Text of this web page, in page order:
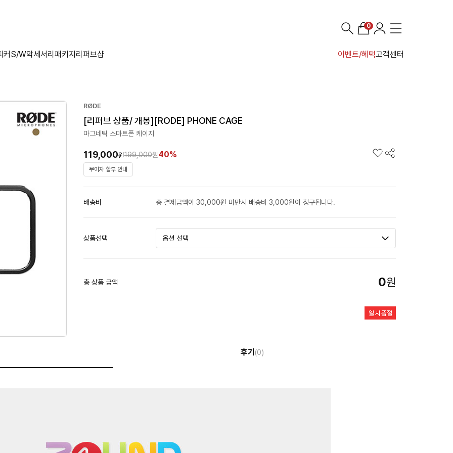
커S/W악세서리 패키지리퍼브샵 이벤트/혜택고객센터
0
RØDE
[리퍼브 상품/ 개봉][RODE] PHONE CAGE
마그네틱 스마트폰 케이지
119,000원199,000원40%
무이자 할부 안내
배송비 총 결제금액이 30,000원 미만시 배송비 3,000원이 청구됩니다.
상품선택
총 상품 금액 0원
후기 (0)